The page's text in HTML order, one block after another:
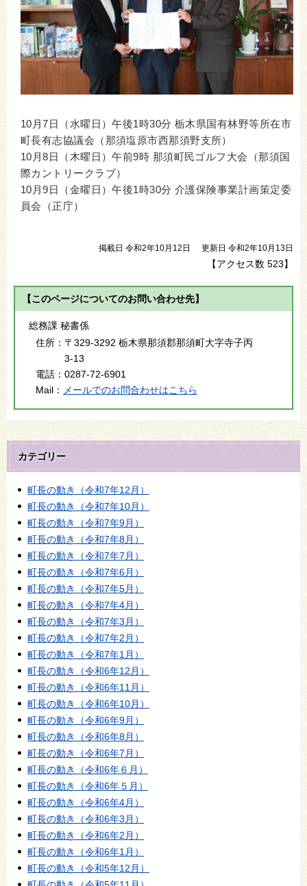
10月7日（水曜日）午後1時30分 栃木県国有林野等所在市
町長有志協議会（那須塩原市西那須野支所）
10月8日（木曜日）午前9時 那須町民ゴルフ大会（那須国
際カントリークラブ）
10月9日（金曜日）午後1時30分 介護保険事業計画策定委
員会（正庁）
掲載日 令和2年10月12日 更新日 令和2年10月13日
【アクセス数 523】
【このページについてのお問い合わせ先】
総務課 秘書係
住所： 〒329-3292 栃木県那須郡那須町大字寺子丙
3-13
電話： 0287-72-6901
Mail：
メールでのお問合わせはこちら
カテゴリー
町長の動き（令和7年12月）
町長の動き（令和7年10月）
町長の動き（令和7年9月）
町長の動き（令和7年8月）
町長の動き（令和7年7月）
町長の動き（令和7年6月）
町長の動き（令和7年5月）
町長の動き（令和7年4月）
町長の動き（令和7年3月）
町長の動き（令和7年2月）
町長の動き（令和7年1月）
町長の動き（令和6年12月）
町長の動き（令和6年11月）
町長の動き（令和6年10月）
町長の動き（令和6年9月）
町長の動き（令和6年8月）
町長の動き（令和6年7月）
町長の動き（令和6年６月）
町長の動き（令和6年５月）
町長の動き（令和6年4月）
町長の動き（令和6年3月）
町長の動き（令和6年2月）
町長の動き（令和6年1月）
町長の動き（令和5年12月）